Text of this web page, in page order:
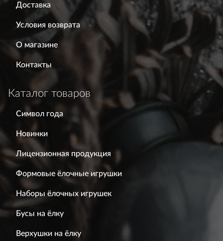
Доставка
Условия возврата
О магазине
Контакты
Каталог товаров
Символ года
Новинки
Лицензионная продукция
Формовые ёлочные игрушки
Наборы ёлочных игрушек
Бусы на ёлку
Верхушки на ёлку